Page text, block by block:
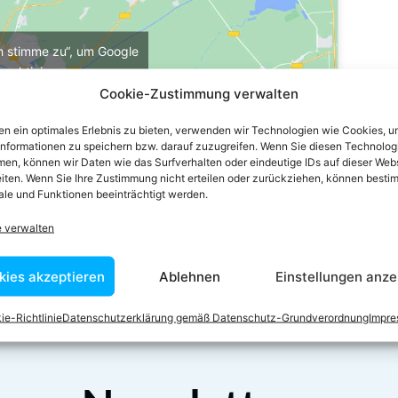
Cookie-Zustimmung verwalten
ein optimales Erlebnis zu bieten, verwenden wir Technologien wie Cookies,
zu speichern bzw. darauf zuzugreifen. Wenn Sie diesen
können wir Daten wie das Surfverhalten oder eindeutige IDs auf dieser
Wenn Sie Ihre Zustimmung nicht erteilen oder zurückziehen, können
und Funktionen beeinträchtigt werden.
verwalten
akzeptieren Ablehnen Einstellungen
RichtlinieDatenschutzerklärung gemäß Datenschutz-Grundverordnung
stimme zu“, um Google
aktivieren
zu